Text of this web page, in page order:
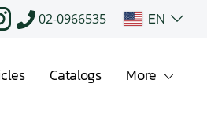
02-0966535 EN
Catalogs More